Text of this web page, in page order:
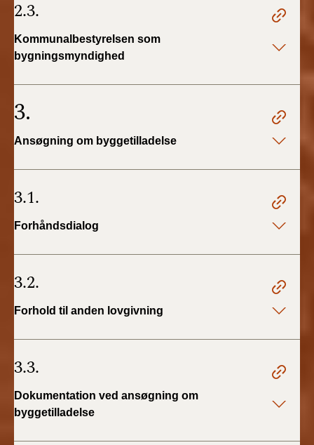
2.3.
Kommunalbestyrelsen som
bygningsmyndighed
3.
Ansøgning om byggetilladelse
3.1.
Forhåndsdialog
3.2.
Forhold til anden lovgivning
3.3.
Dokumentation ved ansøgning om
byggetilladelse